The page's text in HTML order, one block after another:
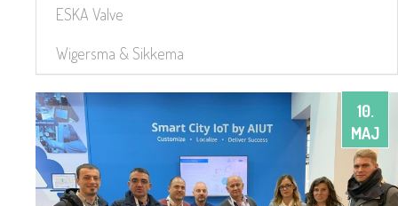
ESKA Valve
Wigersma & Sikkema
10.
MAJ